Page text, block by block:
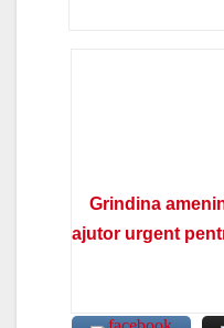
Grindina
ajutor urgent